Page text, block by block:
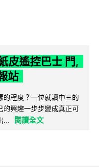
皮遙控巴士 門,
站
程度？一位就讀中三的
的興趣一步步變成真正可
...
閱讀全文